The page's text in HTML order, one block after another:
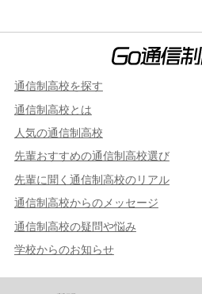
通信制高校を探す
通信制高校とは
人気の通信制高校
先輩おすすめの通信制高校選び
先輩に聞く通信制高校のリアル
通信制高校からのメッセージ
通信制高校の疑問や悩み
学校からのお知らせ